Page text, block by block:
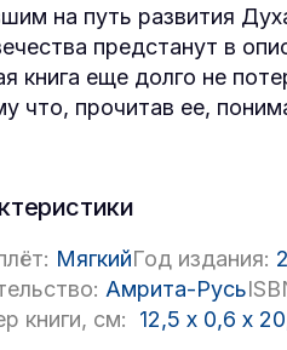
на путь развития
предстанут в
книга еще долго не
что, прочитав ее,
МягкийГод издания:
Амрита-Русь
книги, см:
12,5 x 0,6 x